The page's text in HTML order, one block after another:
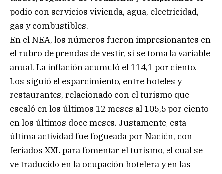
podio con servicios vivienda, agua, electricidad,
gas y combustibles.
En el NEA, los números fueron impresionantes en
el rubro de prendas de vestir, si se toma la variable
anual. La inflación acumuló el 114,1 por ciento.
Los siguió el esparcimiento, entre hoteles y
restaurantes, relacionado con el turismo que
escaló en los últimos 12 meses al 105,5 por ciento
en los últimos doce meses. Justamente, esta
última actividad fue fogueada por Nación, con
feriados XXL para fomentar el turismo, el cual se
ve traducido en la ocupación hotelera y en las